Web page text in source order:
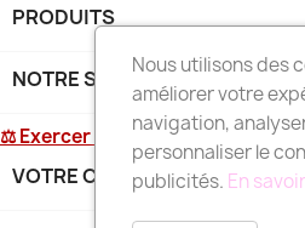
PRODUITS
NOTRE SOCIÉTÉ
⚖ Exercer mon droit de
VOTRE COMPTE
Nous utilisons des
améliorer votre
navigation,
personnaliser le
publicités. En